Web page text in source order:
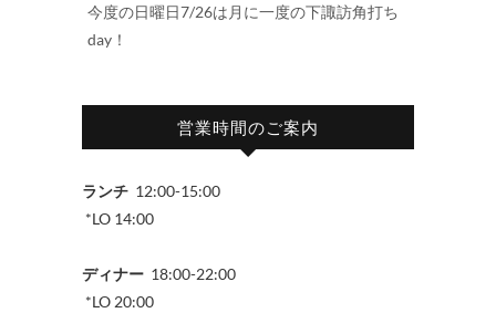
今度の日曜日7/26は月に一度の下諏訪角打ち
day！
営業時間のご案内
ランチ 12:00-15:00
*LO 14:00
ディナー 18:00-22:00
*LO 20:00